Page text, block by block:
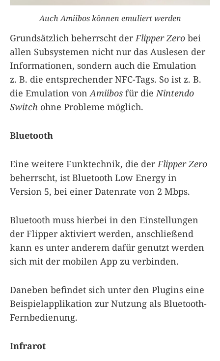
Auch Amiibos können emuliert werden
Grundsätzlich beherrscht derFlipper Zero bei
allen Subsystemen nicht nur das Auslesen der
Informationen, sondern auch die Emulation
z. B. die entsprechender NFC-Tags. So ist z. B.
die Emulation vonAmiibos für dieNintendo
Switch ohne Probleme möglich.
Bluetooth
Eine weitere Funktechnik, die derFlipper Zero
beherrscht, ist Bluetooth Low Energy in
Version 5, bei einer Datenrate von 2 Mbps.
Bluetooth muss hierbei in den Einstellungen
der Flipper aktiviert werden, anschließend
kann es unter anderem dafür genutzt werden
sich mit der mobilen App zu verbinden.
Daneben befindet sich unter den Plugins eine
Beispielapplikation zur Nutzung als Bluetooth-
Fernbedienung.
Infrarot